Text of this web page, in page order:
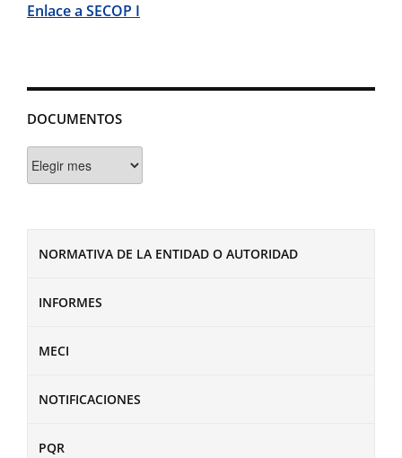
DOCUMENTOS
NORMATIVA DE LA ENTIDAD O AUTORIDAD
INFORMES
MECI
NOTIFICACIONES
PQR
Enlace a SECOP I